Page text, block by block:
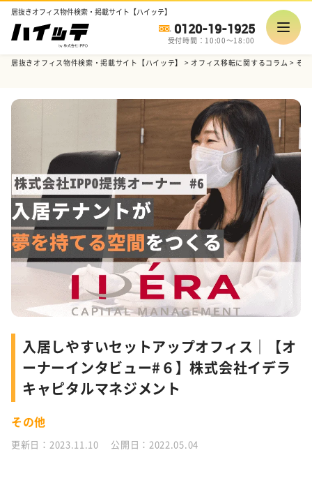
居抜きオフィス物件検索・掲載サイト【ハイッテ】
0120-19-1925
受付時間：10:00～18:00
居抜きオフィス物件検索・掲載サイト【ハイッテ】 > オフィス移転に関するコラム > そ
入居しやすいセットアップオフィス｜【オ
ーナーインタビュー#６】株式会社イデラ
キャピタルマネジメント
その他
更新日：2023.11.10 公開日：2022.05.04